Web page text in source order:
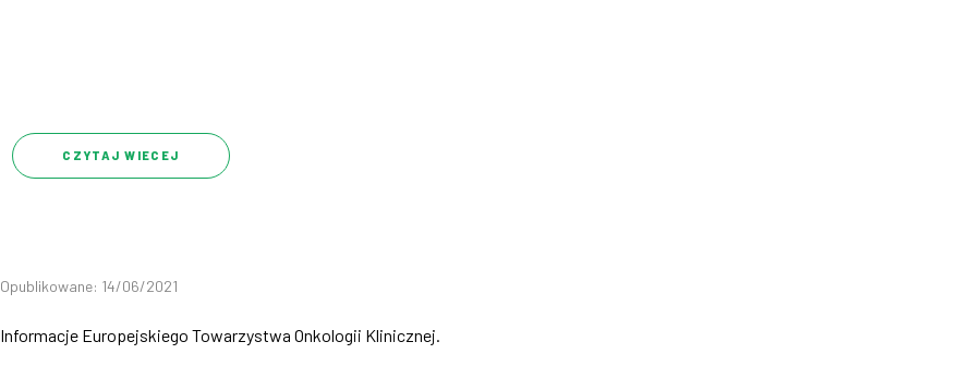
CZYTAJ WIECEJ
Opublikowane: 14/06/2021
Informacje Europejskiego Towarzystwa Onkologii Klinicznej.